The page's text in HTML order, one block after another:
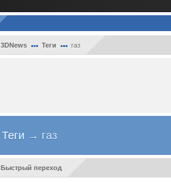
3DNews Теги газ
Теги → газ
Быстрый переход